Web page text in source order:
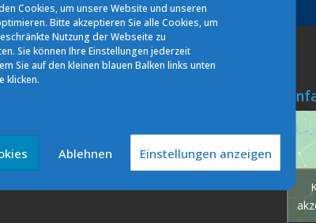
Cookies, um unsere Website und unseren
Bitte akzeptieren Sie alle Cookies, um
Nutzung der Webseite zu
Sie können Ihre Einstellungen jederzeit
Sie auf den kleinen blauen Balken links unten
klicken.
Ablehnen Einstellungen anzeigen
Richtlinie (EU)